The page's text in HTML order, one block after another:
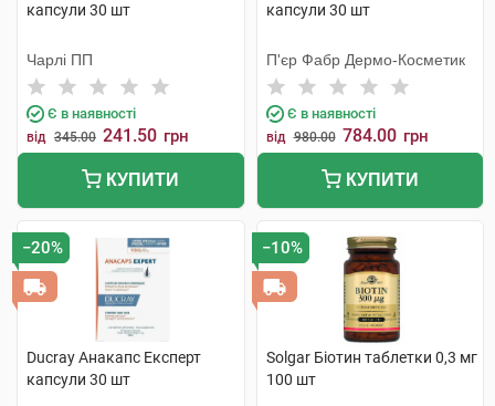
капсули 30 шт
Чарлі ПП
Є в наявності
від 345.00 241.50 грн
КУПИТИ
капсули 30 шт
П'єр Фабр Дермо-Косметик
Є в наявності
від 980.00 784.00 грн
КУПИТИ
−20%
Ducray Анакапс Експерт
капсули 30 шт
−10%
Solgar Біотин таблетки 0,3 мг
100 шт